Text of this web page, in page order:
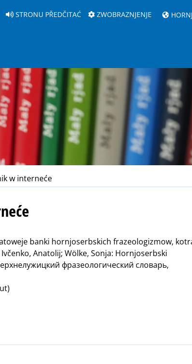
STRONU PŘEDČITAĆ ZWOBRAZNJENJE
w interneće
banki hornjoserbskich frazeologizmow,
Anatolij; Wölke, Sonja: Hornjoserbski
фразеологический словарь,